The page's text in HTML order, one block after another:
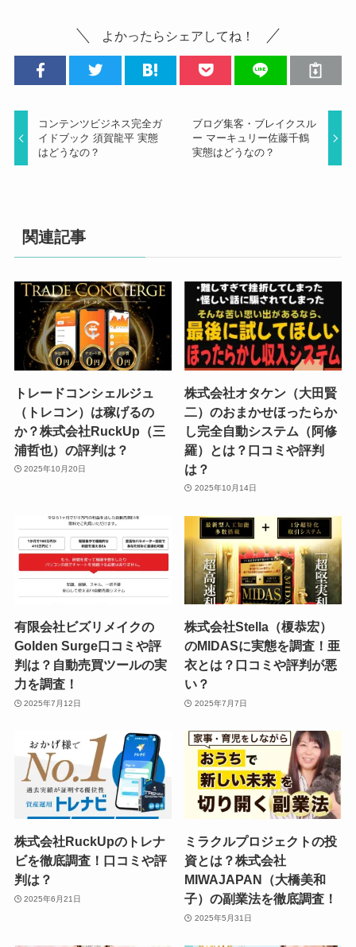
よかったらシェアしてね！
コンテンツビジネス完全ガ
イドブック 須賀龍平 実態
はどうなの？
ブログ集客・ブレイクスル
ー マーキュリー佐藤千鶴
実態はどうなの？
関連記事
トレードコンシェルジュ
（トレコン）は稼げるの
か？株式会社RuckUp（三
浦哲也）の評判は？
2025年10月20日
株式会社オタケン（大田賢
二）のおまかせほったらか
し完全自動システム（阿修
羅）とは？口コミや評判
は？
2025年10月14日
有限会社ビズリメイクの
Golden Surge口コミや評
判は？自動売買ツールの実
力を調査！
2025年7月12日
株式会社Stella（榎恭宏）
のMIDASに実態を調査！亜
衣とは？口コミや評判が悪
い？
2025年7月7日
株式会社RuckUpのトレナ
ビを徹底調査！口コミや評
判は？
2025年6月21日
ミラクルプロジェクトの投
資とは？株式会社
MIWAJAPAN（大橋美和
子）の副業法を徹底調査！
2025年5月31日